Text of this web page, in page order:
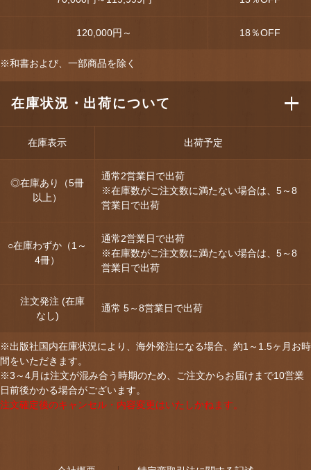
120,000円～ 18％OFF
※和書および、一部商品を除く
在庫状況・出荷について
在庫表示 出荷予定
◎在庫あり（5冊
以上）
通常2営業日で出荷
※在庫数がご注文数に満たない場合は、5～8
営業日で出荷
○在庫わずか（1～
4冊）
通常2営業日で出荷
※在庫数がご注文数に満たない場合は、5～8
営業日で出荷
注文発注 (在庫
なし)
通常 5～8営業日で出荷
※出版社国内在庫状況により、海外発注になる場合、約1～1.5ヶ月お時
間をいただきます。
※3～4月は注文が混み合う時期のため、ご注文からお届けまで10営業
日前後かかる場合がございます。
注文確定後のキャンセル・内容変更はいたしかねます。